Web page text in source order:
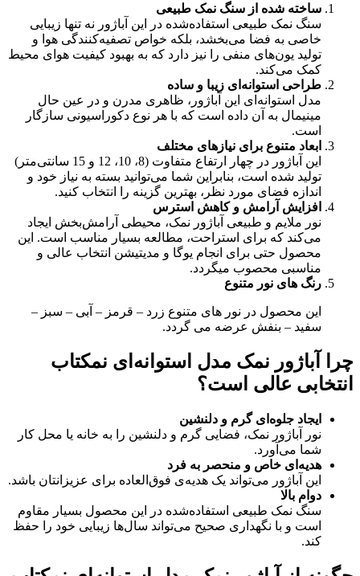
ساخته شده از سنگ نمک طبیعی
سنگ نمک طبیعی استفاده‌شده در این آباژور نه تنها زیبایی
خاصی به فضا می‌بخشد، بلکه خواص تصفیه‌کنندگی هوا و
تولید یون‌های منفی را نیز دارد که به بهبود کیفیت هوای محیط
کمک می‌کند.
طراحی استوانه‌ای زیبا و ساده
مدل استوانه‌ای این آباژور، ظاهری مدرن و در عین حال
مینیمال به آن داده است که با هر نوع دکوراسیونی سازگار
است.
ابعاد متنوع برای نیازهای مختلف
این آباژور در چهار ارتفاع متفاوت (8، 10، 12 و 15 سانتی‌متر)
تولید شده است، بنابراین شما می‌توانید بسته به نیاز خود و
اندازه فضای مورد نظر، بهترین گزینه را انتخاب کنید.
افزایش آرامش و کاهش استرس
نور ملایم و طبیعی آباژور نمک، محیطی آرامش‌بخش ایجاد
می‌کند که برای استراحت، مطالعه بسیار مناسب است. این
محصول حتی برای انجام یوگا و مدیتیشن انتخاب عالی و
مناسبی محصوب میگردد.
رنگ های نور متنوع
این محصول در نور های متنوع زرد – قرمز – آبی – سبز –
سفید – بنفش عرضه می گردد.
چرا آباژور نمک مدل استوانه‌ای نمکتاب
انتخابی عالی است؟
ایجاد جلوه‌ای گرم و دلنشین
نور آباژور نمک، فضایی گرم و دلنشین را به خانه یا محل کار
شما می‌آورد.
هدیه‌ای خاص و منحصر به فرد
این آباژور می‌تواند یک هدیه‌ی فوق‌العاده برای عزیزانتان باشد.
دوام بالا
سنگ نمک طبیعی استفاده‌شده در این محصول بسیار مقاوم
است و با نگهداری صحیح می‌تواند سال‌ها زیبایی خود را حفظ
کند.